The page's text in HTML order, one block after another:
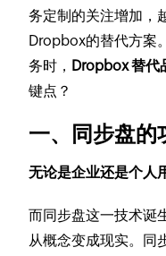
务定制的关注增加，
Dropbox的替代方案
务时， Dropbox 替代
键点？
一、同步盘的
无论是企业还是个人
而同步盘这一技术诞
从概念变成现实。同